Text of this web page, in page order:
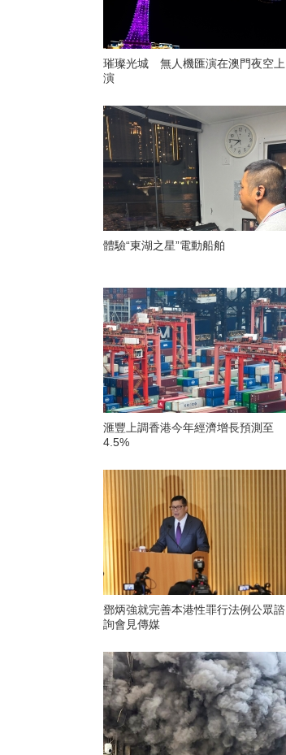
璀璨光城 無人機匯演在澳門夜空上
演
體驗“東湖之星”電動船舶
滙豐上調香港今年經濟增長預測至
4.5%
鄧炳強就完善本港性罪行法例公眾諮
詢會見傳媒